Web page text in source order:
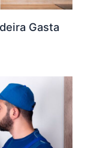
Gasta